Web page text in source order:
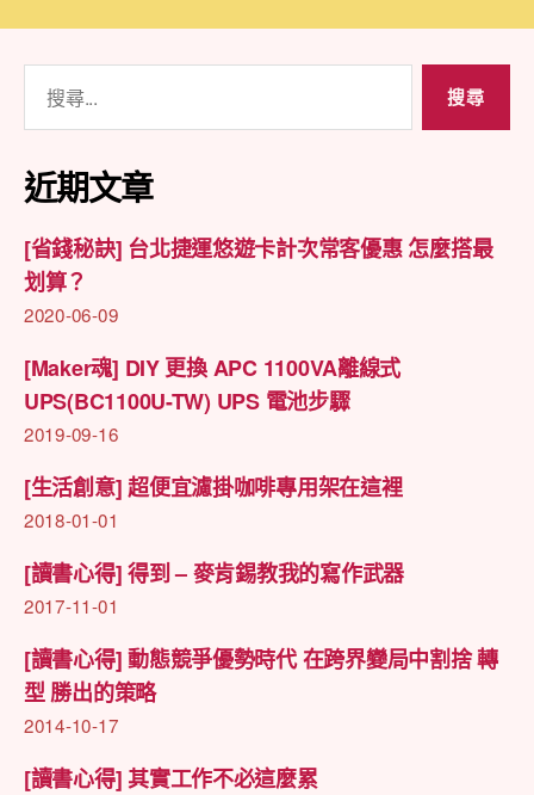
與
在
擊
無
關
鍵
字:
近期文章
[省錢秘訣] 台北捷運悠遊卡計次常客優惠 怎麼搭最
划算？
2020-06-09
[Maker魂] DIY 更換 APC 1100VA離線式
UPS(BC1100U-TW) UPS 電池步驟
2019-09-16
[生活創意] 超便宜濾掛咖啡專用架在這裡
2018-01-01
[讀書心得] 得到 – 麥肯錫教我的寫作武器
2017-11-01
[讀書心得] 動態競爭優勢時代 在跨界變局中割捨 轉
型 勝出的策略
2014-10-17
[讀書心得] 其實工作不必這麼累